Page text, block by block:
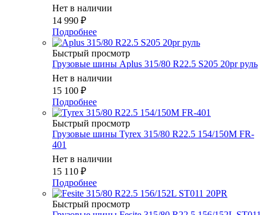
Нет в наличии
14 990 ₽
Подробнее
Быстрый просмотр
Грузовые шины Aplus 315/80 R22.5 S205 20pr руль
Нет в наличии
15 100 ₽
Подробнее
Быстрый просмотр
Грузовые шины Tyrex 315/80 R22.5 154/150M FR-
401
Нет в наличии
15 110 ₽
Подробнее
Быстрый просмотр